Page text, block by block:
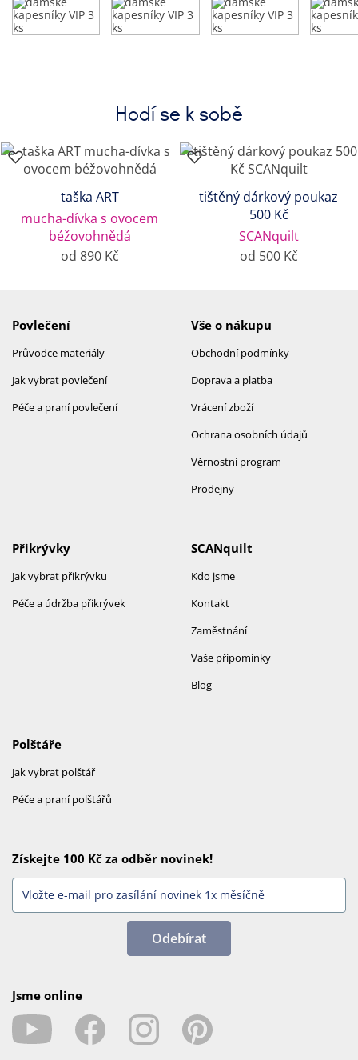
Hodí se k sobě
taška ART
mucha-dívka s ovocem
béžovohnědá
od 890 Kč
tištěný dárkový poukaz
500 Kč
SCANquilt
od 500 Kč
Povlečení
Průvodce materiály
Jak vybrat povlečení
Péče a praní povlečení
Vše o nákupu
Obchodní podmínky
Doprava a platba
Vrácení zboží
Ochrana osobních údajů
Věrnostní program
Prodejny
SCANquilt
Kdo jsme
Kontakt
Zaměstnání
Vaše připomínky
Blog
Přikrývky
Jak vybrat přikrývku
Péče a údržba přikrývek
Polštáře
Jak vybrat polštář
Péče a praní polštářů
Získejte 100 Kč za odběr novinek!
Odebírat
Jsme online